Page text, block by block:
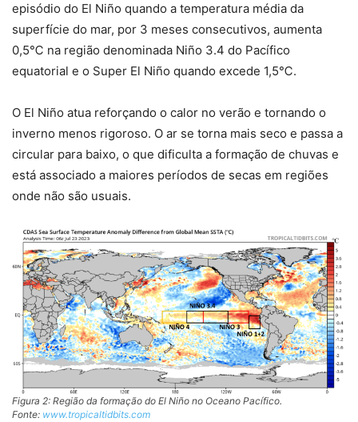
episódio do El Niño quando a temperatura média da
superfície do mar, por 3 meses consecutivos, aumenta
0,5℃ na região denominada Niño 3.4 do Pacífico
equatorial e o Super El Niño quando excede 1,5℃.
O El Niño atua reforçando o calor no verão e tornando o
inverno menos rigoroso. O ar se torna mais seco e passa a
circular para baixo, o que dificulta a formação de chuvas e
está associado a maiores períodos de secas em regiões
onde não são usuais.
Figura 2: Região da formação do El Niño no Oceano Pacífico.
Fonte: www.tropicaltidbits.com